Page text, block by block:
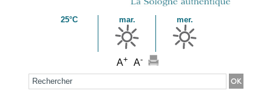
25°C mar. mer.
A+ A-
Formulaire de recherche